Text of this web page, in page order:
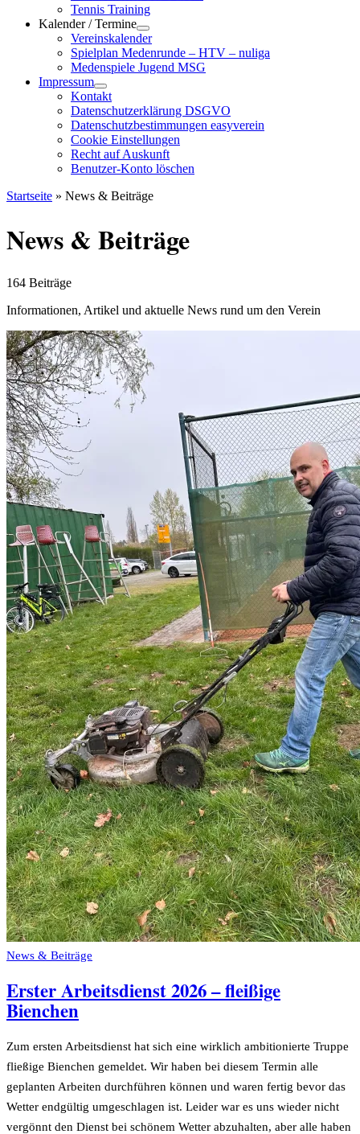
Tennis Training
Kalender / Termine
Vereinskalender
Spielplan Medenrunde – HTV – nuliga
Medenspiele Jugend MSG
Impressum
Kontakt
Datenschutzerklärung DSGVO
Datenschutzbestimmungen easyverein
Cookie Einstellungen
Recht auf Auskunft
Benutzer-Konto löschen
Startseite » News & Beiträge
News & Beiträge
164 Beiträge
Informationen, Artikel und aktuelle News rund um den Verein
News & Beiträge
Erster Arbeitsdienst 2026 – fleißige
Bienchen
Zum ersten Arbeitsdienst hat sich eine wirklich ambitionierte Truppe
fließige Bienchen gemeldet. Wir haben bei diesem Termin alle
geplanten Arbeiten durchführen können und waren fertig bevor das
Wetter endgültig umgeschlagen ist. Leider war es uns wieder nicht
vergönnt den Dienst bei schönem Wetter abzuhalten, aber alle haben